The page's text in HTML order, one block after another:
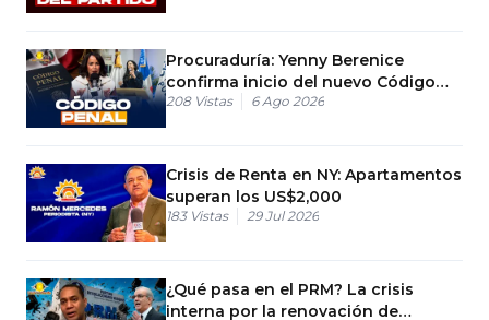
Procuraduría: Yenny Berenice
confirma inicio del nuevo Código
Penal
208 Vistas 6 Ago 2026
Crisis de Renta en NY: Apartamentos
superan los US$2,000
183 Vistas 29 Jul 2026
¿Qué pasa en el PRM? La crisis
interna por la renovación de